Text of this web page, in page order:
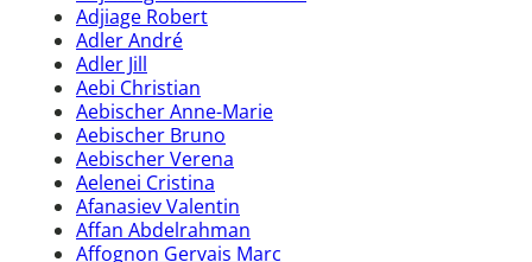
Adjiage Robert
Adler André
Adler Jill
Aebi Christian
Aebischer Anne-Marie
Aebischer Bruno
Aebischer Verena
Aelenei Cristina
Afanasiev Valentin
Affan Abdelrahman
Affognon Gervais Marc